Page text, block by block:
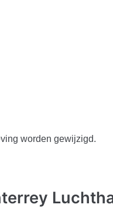
worden gewijzigd.